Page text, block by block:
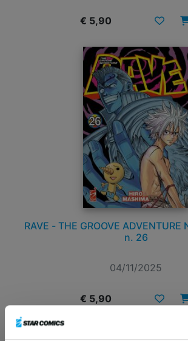
€ 5,90
RAVE - THE GROOVE ADVENTURE
n. 26
04/11/2025
€ 5,90